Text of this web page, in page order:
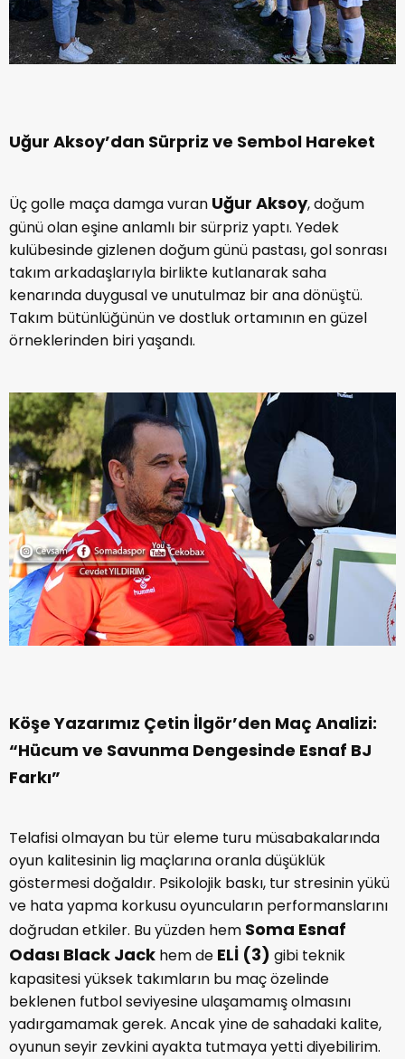
Uğur Aksoy’dan Sürpriz ve Sembol Hareket
Üç golle maça damga vuran Uğur Aksoy, doğum
günü olan eşine anlamlı bir sürpriz yaptı. Yedek
kulübesinde gizlenen doğum günü pastası, gol sonrası
takım arkadaşlarıyla birlikte kutlanarak saha
kenarında duygusal ve unutulmaz bir ana dönüştü.
Takım bütünlüğünün ve dostluk ortamının en güzel
örneklerinden biri yaşandı.
Köşe Yazarımız Çetin İlgör’den Maç Analizi:
“Hücum ve Savunma Dengesinde Esnaf BJ
Farkı”
Telafisi olmayan bu tür eleme turu müsabakalarında
oyun kalitesinin lig maçlarına oranla düşüklük
göstermesi doğaldır. Psikolojik baskı, tur stresinin yükü
ve hata yapma korkusu oyuncuların performanslarını
doğrudan etkiler. Bu yüzden hem Soma Esnaf
Odası Black Jack hem de ELİ (3) gibi teknik
kapasitesi yüksek takımların bu maç özelinde
beklenen futbol seviyesine ulaşamamış olmasını
yadırgamamak gerek. Ancak yine de sahadaki kalite,
oyunun seyir zevkini ayakta tutmaya yetti diyebilirim.